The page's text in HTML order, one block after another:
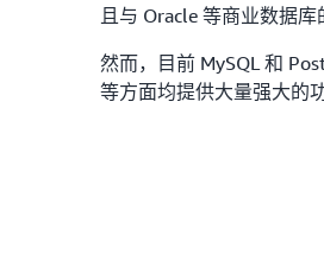
且与 Oracle 等商业数据库
然而，目前 MySQL 和
等方面均提供大量强大的